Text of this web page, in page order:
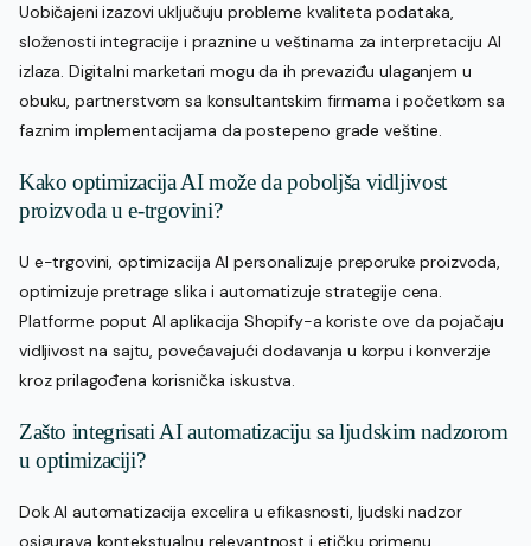
Uobičajeni izazovi uključuju probleme kvaliteta podataka,
složenosti integracije i praznine u veštinama za interpretaciju AI
izlaza. Digitalni marketari mogu da ih prevaziđu ulaganjem u
obuku, partnerstvom sa konsultantskim firmama i početkom sa
faznim implementacijama da postepeno grade veštine.
Kako optimizacija AI može da poboljša vidljivost
proizvoda u e-trgovini?
U e-trgovini, optimizacija AI personalizuje preporuke proizvoda,
optimizuje pretrage slika i automatizuje strategije cena.
Platforme poput AI aplikacija Shopify-a koriste ove da pojačaju
vidljivost na sajtu, povećavajući dodavanja u korpu i konverzije
kroz prilagođena korisnička iskustva.
Zašto integrisati AI automatizaciju sa ljudskim nadzorom
u optimizaciji?
Dok AI automatizacija excelira u efikasnosti, ljudski nadzor
osigurava kontekstualnu relevantnost i etičku primenu,